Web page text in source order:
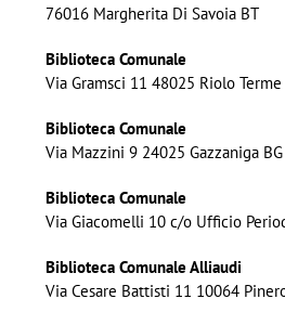
76016 Margherita Di Savoia BT
Biblioteca Comunale
Via Gramsci 11 48025 Riolo Terme
Biblioteca Comunale
Via Mazzini 9 24025 Gazzaniga BG
Biblioteca Comunale
Via Giacomelli 10 c/o Ufficio
Biblioteca Comunale Alliaudi
Via Cesare Battisti 11 10064